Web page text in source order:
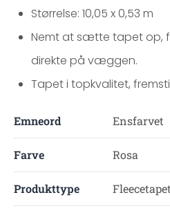
Størrelse: 10,05 x 0,53 m
Nemt at sætte tapet op,
direkte på væggen.
Tapet i topkvalitet,
Emneord Ensfarvet
Farve Rosa
Produkttype Fleecetapet